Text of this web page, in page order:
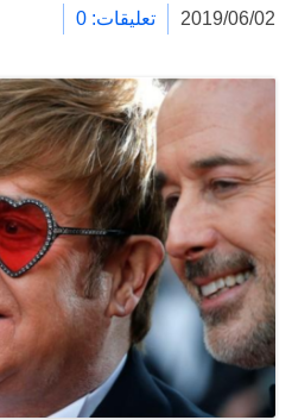
2019/06/02 تعليقات: 0